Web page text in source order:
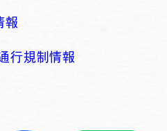
報
行規制情報